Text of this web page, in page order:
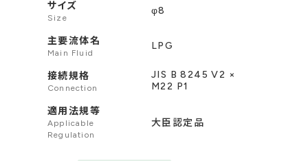
サイズ
Size
φ8
主要流体名
Main Fluid
LPG
接続規格
Connection
JIS B 8245 V2 ×
M22 P1
適用法規等
Applicable
Regulation
大臣認定品